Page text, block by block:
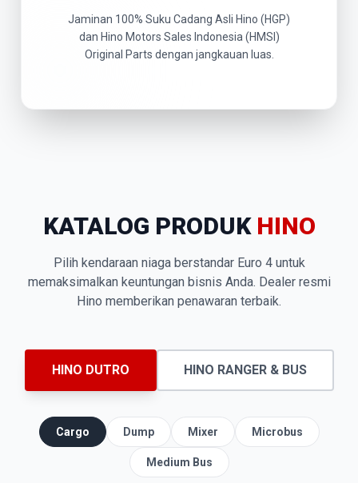
Jaminan 100% Suku Cadang Asli Hino (HGP)
dan Hino Motors Sales Indonesia (HMSI)
Original Parts dengan jangkauan luas.
KATALOG PRODUK HINO
Pilih kendaraan niaga berstandar Euro 4 untuk
memaksimalkan keuntungan bisnis Anda. Dealer resmi
Hino memberikan penawaran terbaik.
HINO DUTRO HINO RANGER & BUS
Cargo Dump Mixer Microbus
Medium Bus